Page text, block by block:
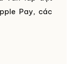
Pay, các